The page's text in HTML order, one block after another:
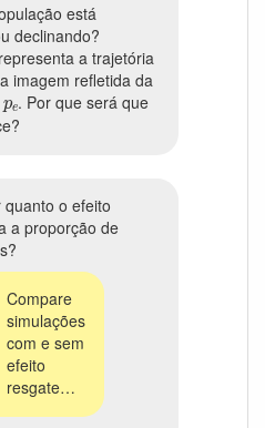
está
declinando?
a trajetória
imagem refletida da
pe
pe. Por que será que
o efeito
a proporção de
Compare
simulações
com e sem
efeito
resgate…